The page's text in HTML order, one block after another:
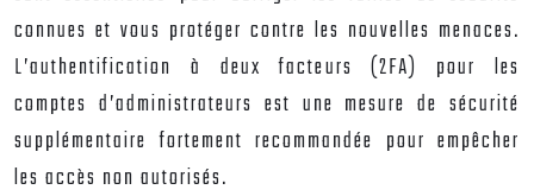
connues et vous protéger contre les nouvelles menaces.
L’authentification à deux facteurs (2FA) pour les
comptes d’administrateurs est une mesure de sécurité
supplémentaire fortement recommandée pour empêcher
les accès non autorisés.